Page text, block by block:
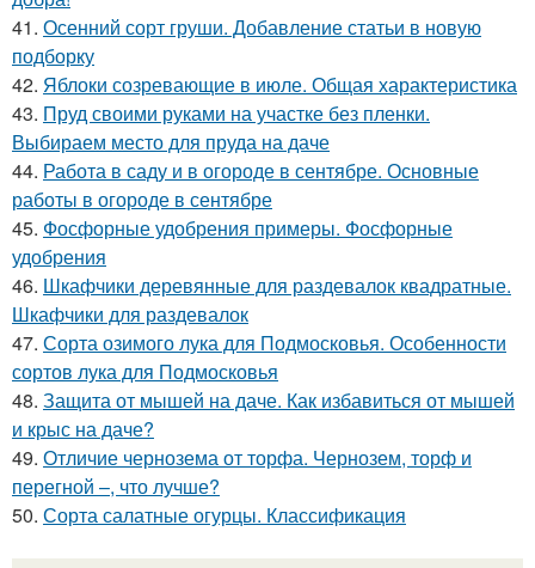
41. Осенний сорт груши. Добавление статьи в новую
подборку
42. Яблоки созревающие в июле. Общая характеристика
43. Пруд своими руками на участке без пленки.
Выбираем место для пруда на даче
44. Работа в саду и в огороде в сентябре. Основные
работы в огороде в сентябре
45. Фосфорные удобрения примеры. Фосфорные
удобрения
46. Шкафчики деревянные для раздевалок квадратные.
Шкафчики для раздевалок
47. Сорта озимого лука для Подмосковья. Особенности
сортов лука для Подмосковья
48. Защита от мышей на даче. Как избавиться от мышей
и крыс на даче?
49. Отличие чернозема от торфа. Чернозем, торф и
перегной –, что лучше?
50. Сорта салатные огурцы. Классификация